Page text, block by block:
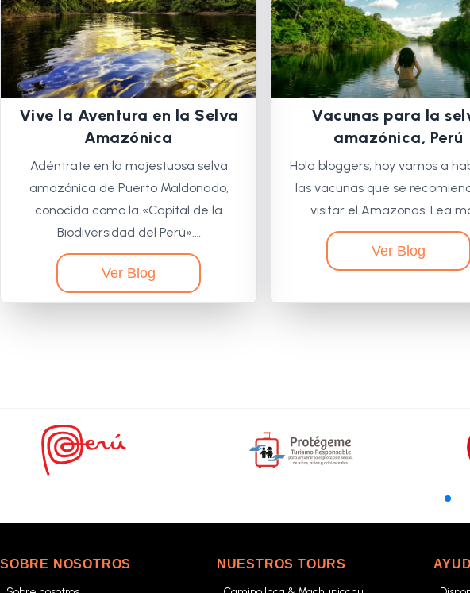
Vive la Aventura en la Selva
Amazónica
Adéntrate en la majestuosa selva
amazónica de Puerto Maldonado,
conocida como la «Capital de la
Biodiversidad del Perú».…
Ver Blog
Vacunas para la
amazónica, Perú
Hola bloggers, hoy vamos a
las vacunas que se
visitar el Amazonas. Lea
Ver Blog
SOBRE NOSOTROS NUESTROS TOURS